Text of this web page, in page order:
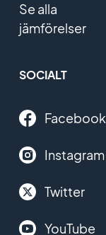
Se alla
jämförelser
SOCIALT
Facebook
Instagram
Twitter
YouTube